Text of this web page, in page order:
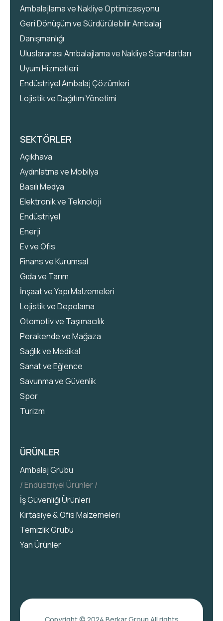
Ambalajlama ve Nakliye Optimizasyonu
Geri Dönüşüm ve Sürdürülebilir Ambalaj
Danışmanlığı
Uluslararası Ambalajlama ve Nakliye Standartları
Uyum Hizmetleri
Endüstriyel Ambalaj Çözümleri
Lojistik ve Dağıtım Yönetimi
SEKTÖRLER
Açıkhava
Aydınlatma ve Mobilya
Basılı Medya
Elektronik ve Teknoloji
Endüstriyel
Enerji
Ev ve Ofis
Finans ve Kurumsal
Gıda ve Tarım
İnşaat ve Yapı Malzemeleri
Lojistik ve Depolama
Otomotiv ve Taşımacılık
Perakende ve Mağaza
Sağlık ve Medikal
Sanat ve Eğlence
Savunma ve Güvenlik
Spor
Turizm
ÜRÜNLER
Ambalaj Grubu
Endüstriyel Ürünler
İş Güvenliği Ürünleri
Kırtasiye & Ofis Malzemeleri
Temizlik Grubu
Yan Ürünler
Copyright © 2024 Berkar Group All rights